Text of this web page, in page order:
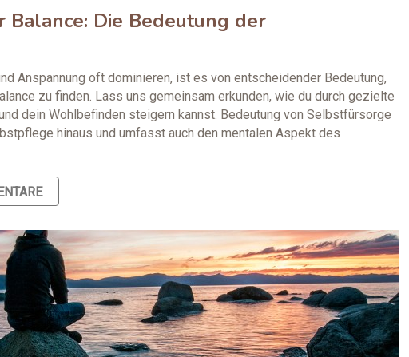
Die Bedeutung der
Anspannung oft dominieren, ist es von entscheidender Bedeutung,
zu finden. Lass uns gemeinsam erkunden, wie du durch gezielte
dein Wohlbefinden steigern kannst. Bedeutung von Selbstfürsorge
hinaus und umfasst auch den mentalen Aspekt des